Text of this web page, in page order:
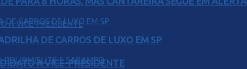
A VICE-PRESIDENTE
DE CARROS DE LUXO EM SP